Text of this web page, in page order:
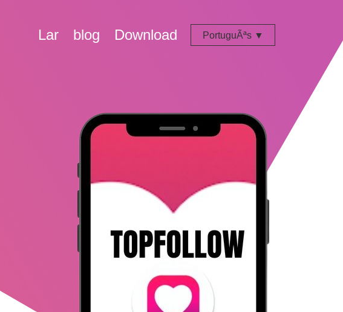
Lar blog Download PortuguÃªs ▼